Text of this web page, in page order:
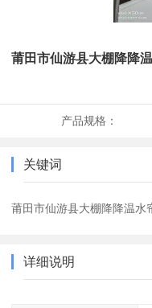
莆田市仙游县大棚降降
产品规格：
关键词
莆田市仙游县大棚降降温水
详细说明